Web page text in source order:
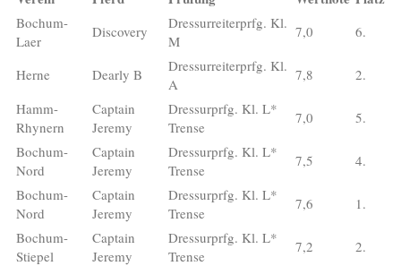
Bochum-
Laer
Discovery
Dressurreiterprfg. Kl.
M
7,0 6.
Herne Dearly B
Dressurreiterprfg. Kl.
A
7,8
2.
Hamm-
Rhynern
Captain
Jeremy
Dressurprfg. Kl. L*
Trense
7,0
5.
Bochum-
Nord
Captain
Jeremy
Dressurprfg. Kl. L*
Trense
7,5
4.
Bochum-
Nord
Captain
Jeremy
Dressurprfg. Kl. L*
Trense
7,6
1.
Bochum-
Stiepel
Captain
Jeremy
Dressurprfg. Kl. L*
Trense
7,2 2.